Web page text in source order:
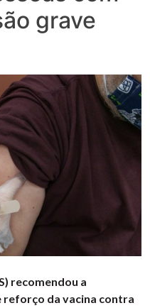
grave
recomendou a
reforço da vacina contra